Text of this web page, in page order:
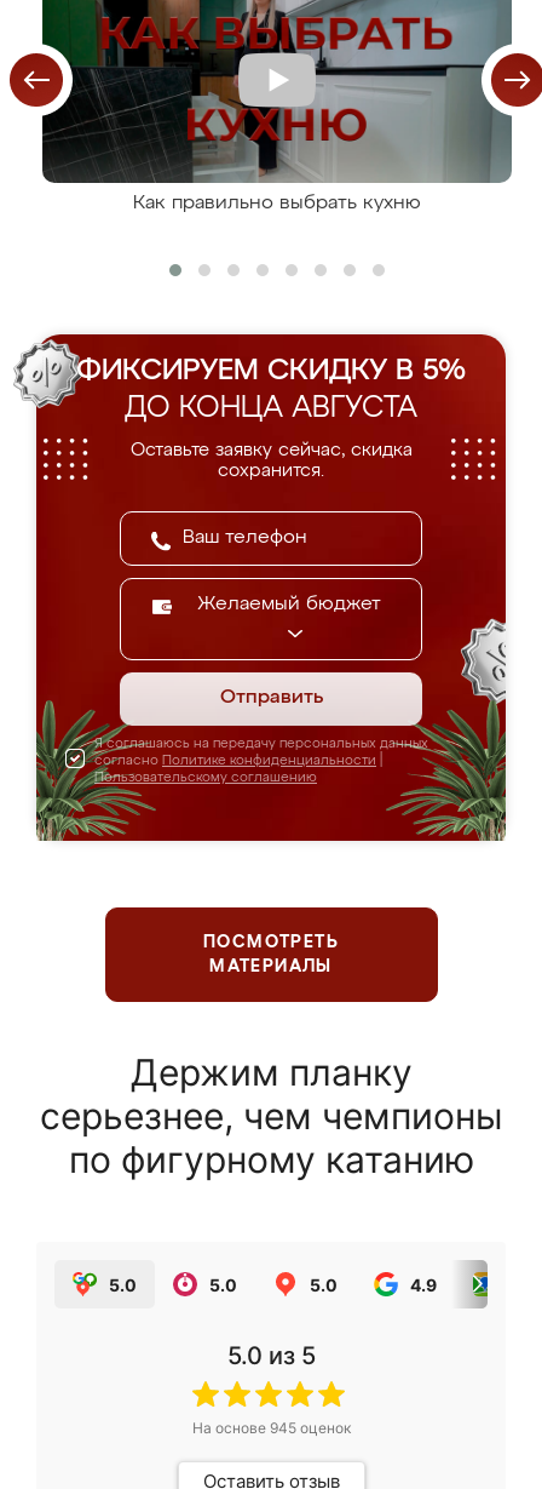
Как правильно выбрать кухню
ФИКСИРУЕМ СКИДКУ В 5%
ДО КОНЦА АВГУСТА
Оставьте заявку сейчас, скидка
сохранится.
Желаемый бюджет
Отправить
Я соглашаюсь на передачу персональных данных
согласно Политике конфиденциальности
Пользовательскому соглашению
ПОСМОТРЕТЬ
МАТЕРИАЛЫ
Держим планку
серьезнее, чем чемпионы
по фигурному катанию
5.0 5.0 5.0 4.9
5.0 из 5
На основе 945оценок
Оставить отзыв